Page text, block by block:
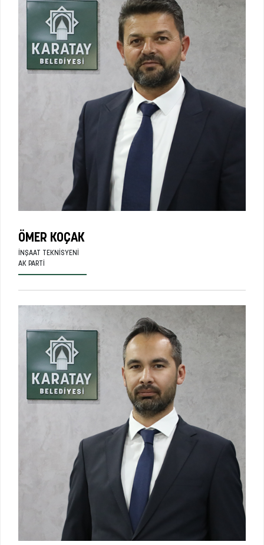
ÖMER KOÇAK
İNŞAAT TEKNISYENI
AK PARTI